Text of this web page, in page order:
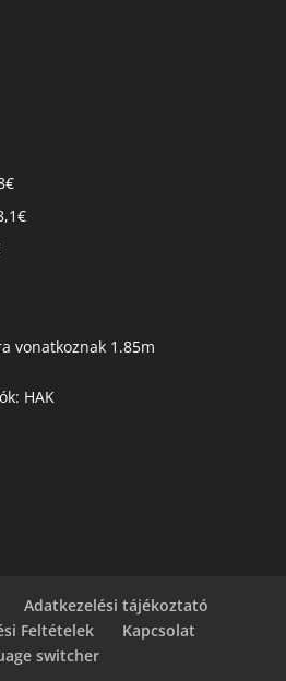
vonatkoznak 1.85m
HAK
Adatkezelési tájékoztató
Feltételek
Kapcsolat
switcher